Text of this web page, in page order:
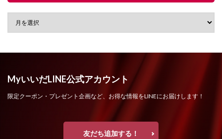
MyいいだLINE公式アカウント
限定クーポン・プレゼント企画など、お得な情報をLINEにお届けします！
友だち追加する！